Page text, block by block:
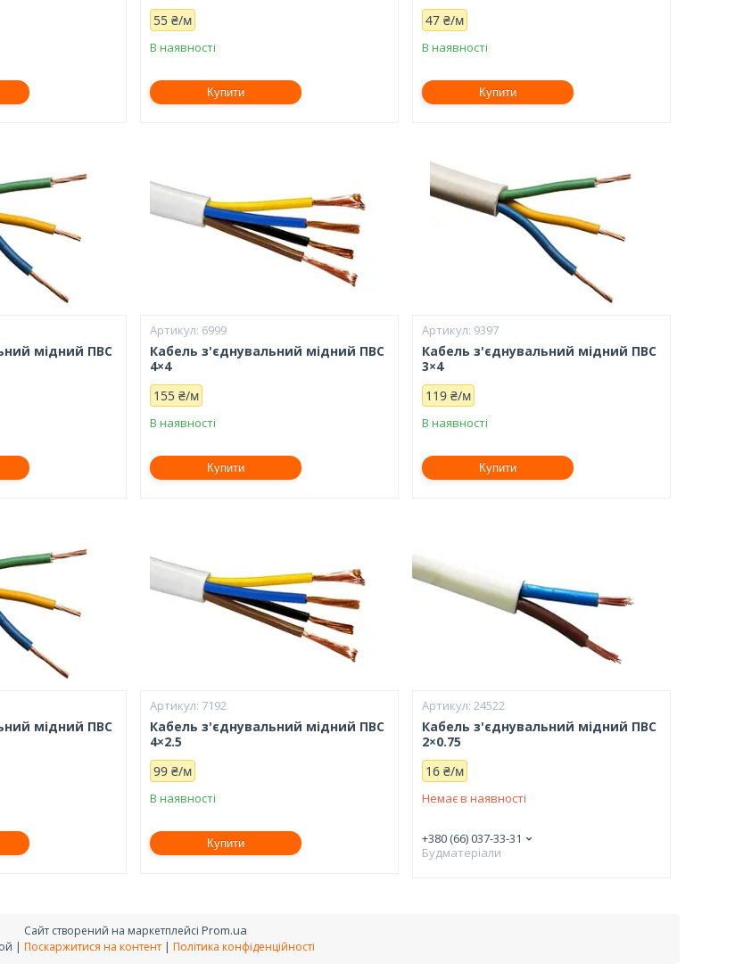
55 ₴/м
В наявності
Купити
47 ₴/м
В наявності
Купити
мідний ПВС
6999
Кабель з'єднувальний мідний ПВС
4×4
155 ₴/м
В наявності
Купити
9397
Кабель з'єднувальний мідний ПВС
3×4
119 ₴/м
В наявності
Купити
мідний ПВС
7192
Кабель з'єднувальний мідний ПВС
4×2.5
99 ₴/м
В наявності
Купити
24522
Кабель з'єднувальний мідний ПВС
2×0.75
16 ₴/м
Немає в наявності
+380 (66) 037-33-31
Будматеріали
Сайт створений на маркетплейсі Prom.ua
ДомСтрой | Поскаржитися на контент | Політика конфіденційності